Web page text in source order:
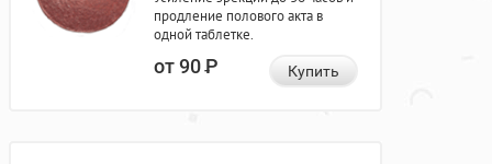
продление полового акта в
одной таблетке.
от 90Р Купить